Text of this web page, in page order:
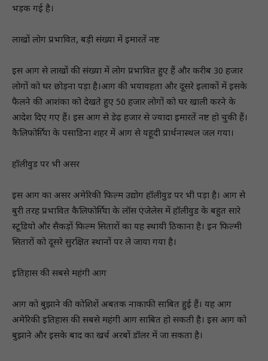
भड़क गई है।
लाखों लोग प्रभावित, बड़ी संख्या में इमारतें नष्ट
इस आग से लाखों की संख्या में लोग प्रभावित हुए हैं और करीब 30 हजार
लोगों को घर छोड़ना पड़ा है।आग की भयावहता और दूसरे इलाकों में इसके
फैलने की आशंका को देखते हुए 50 हजार लोगों को घर खाली करने के
आदेश दिए गए हैं। इस आग से डेढ़ हजार से ज्यादा इमारतें नष्ट हो चुकी हैं।
कैलिफोर्निया के पसाडिना शहर में आग से यहूदी प्रार्थनास्थल जल गया।
हॉलीवुड पर भी असर
इस आग का असर अमेरिकी फिल्म उद्योग हॉलीवुड पर भी पड़ा है। आग से
बुरी तरह प्रभावित कैलिफोर्निया के लॉस एंजेलेस में हॉलीवुड के बहुत सारे
स्टूडियो और सैकड़ों फिल्म सितारों का यह स्थायी ठिकाना है। इन फिल्मी
सितारों को दूसरे सुरक्षित स्थानों पर ले जाया गया है।
इतिहास की सबसे महंगी आग
आग को बुझाने की कोशिशें अबतक नाकाफी साबित हुई हैं। यह आग
अमेरिकी इतिहास की सबसे महंगी आग साबित हो सकती है। इस आग को
बुझाने और इसके बाद का खर्च अरबों डॉलर में जा सकता है।